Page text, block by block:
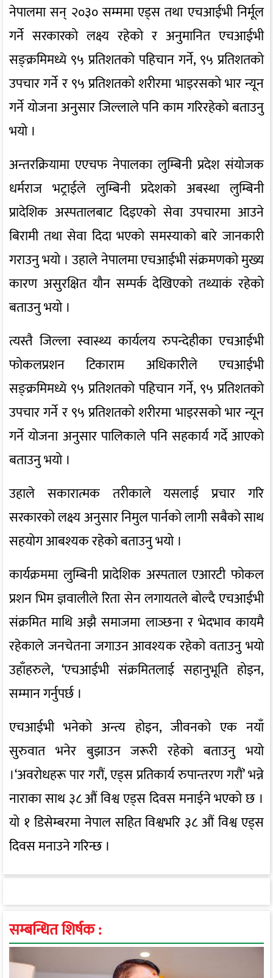
नेपालमा सन् २०३० सम्ममा एड्स तथा एचआईभी निर्मूल
गर्ने सरकारको लक्ष्य रहेको र अनुमानित एचआईभी
सङ्क्रमिमध्ये ९५ प्रतिशतको पहिचान गर्ने, ९५ प्रतिशतको
उपचार गर्ने र ९५ प्रतिशतको शरीरमा भाइरसको भार न्यून
गर्ने योजना अनुसार जिल्लाले पनि काम गरिरहेको बताउनु
भयो ।
अन्तरक्रियामा एएचफ नेपालका लुम्बिनी प्रदेश संयोजक
धर्मराज भट्राईले लुम्बिनी प्रदेशको अबस्था लुम्बिनी
प्रादेशिक अस्पतालबाट दिइएको सेवा उपचारमा आउने
बिरामी तथा सेवा दिदा भएको समस्याको बारे जानकारी
गराउनु भयो । उहाले नेपालमा एचआईभी संक्रमणको मुख्य
कारण असुरक्षित यौन सम्पर्क देखिएको तथ्याकं रहेको
बताउनु भयो ।
त्यस्तै जिल्ला स्वास्थ्य कार्यलय रुपन्देहीका एचआईभी
फोकलप्रशन टिकाराम अधिकारीले एचआईभी
सङ्क्रमिमध्ये ९५ प्रतिशतको पहिचान गर्ने, ९५ प्रतिशतको
उपचार गर्ने र ९५ प्रतिशतको शरीरमा भाइरसको भार न्यून
गर्ने योजना अनुसार पालिकाले पनि सहकार्य गर्दे आएको
बताउनु भयो ।
उहाले सकारात्मक तरीकाले यसलाई प्रचार गरि
सरकारको लक्ष्य अनुसार निमुल पार्नको लागी सबैको साथ
सहयोग आबश्यक रहेको बताउनु भयो ।
कार्यक्रममा लुम्बिनी प्रादेशिक अस्पताल एआरटी फोकल
प्रशन भिम ज्ञवालीले रिता सेन लगायतले बोल्दै एचआईभी
संक्रमित माथि अझै समाजमा लाञ्छना र भेदभाव कायमै
रहेकाले जनचेतना जगाउन आवश्यक रहेको वताउनु भयो
उहाँहरुले, ‘एचआईभी संक्रमितलाई सहानुभूति होइन,
सम्मान गर्नुपर्छ ।
एचआईभी भनेको अन्त्य होइन, जीवनको एक नयाँ
सुरुवात भनेर बुझाउन जरूरी रहेको बताउनु भयो
।‘अवरोधहरू पार गरौं, एड्स प्रतिकार्य रुपान्तरण गरौं’ भन्ने
नाराका साथ ३८ औं विश्व एड्स दिवस मनाईने भएको छ ।
यो १ डिसेम्बरमा नेपाल सहित विश्वभरि ३८ औं विश्व एड्स
दिवस मनाउने गरिन्छ ।
सम्बन्धित शिर्षक :